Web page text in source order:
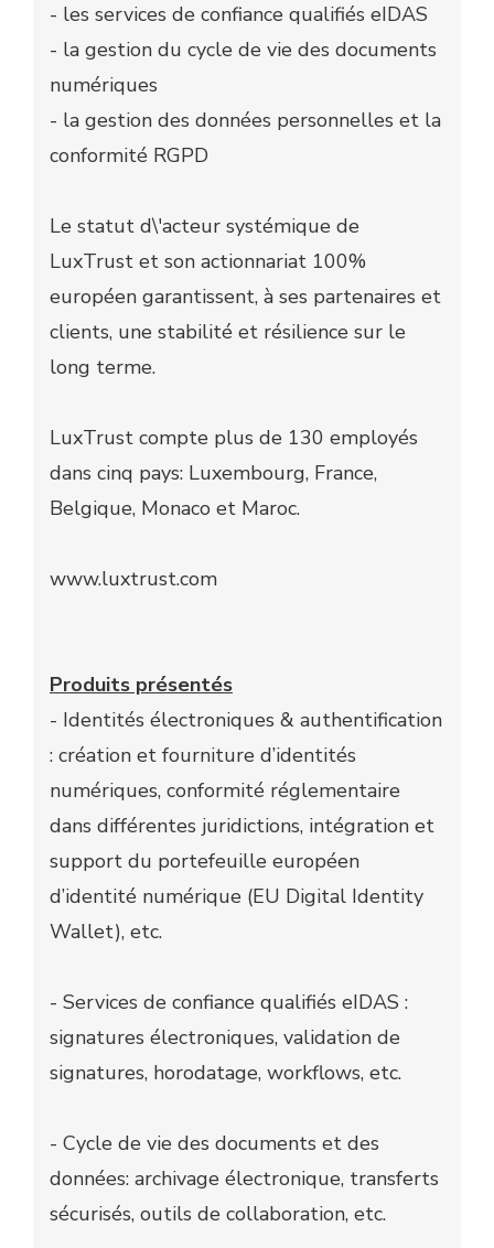
- les services de confiance qualifiés eIDAS
- la gestion du cycle de vie des documents
numériques
- la gestion des données personnelles et la
conformité RGPD
Le statut d\'acteur systémique de
LuxTrust et son actionnariat 100%
européen garantissent, à ses partenaires et
clients, une stabilité et résilience sur le
long terme.
LuxTrust compte plus de 130 employés
dans cinq pays: Luxembourg, France,
Belgique, Monaco et Maroc.
www.luxtrust.com
Produits présentés
- Identités électroniques & authentification
: création et fourniture d’identités
numériques, conformité réglementaire
dans différentes juridictions, intégration et
support du portefeuille européen
d’identité numérique (EU Digital Identity
Wallet), etc.
- Services de confiance qualifiés eIDAS :
signatures électroniques, validation de
signatures, horodatage, workflows, etc.
- Cycle de vie des documents et des
données: archivage électronique, transferts
sécurisés, outils de collaboration, etc.